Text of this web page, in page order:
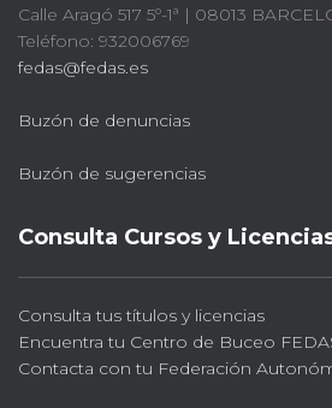
Calle Aragó 517 5º-1ª | 08013
Teléfono: 932006769
fedas@fedas.es
Buzón de denuncias
Buzón de sugerencias
Consulta Cursos y
Consulta tus títulos y licencias
Encuentra tu Centro de Buceo
Contacta con tu Federación